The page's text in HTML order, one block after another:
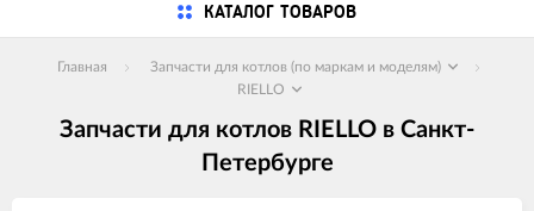
КАТАЛОГ ТОВАРОВ
Главная
Запчасти для котлов (по маркам и моделям)
RIELLO
Запчасти для котлов RIELLO в Санкт-
Петербурге